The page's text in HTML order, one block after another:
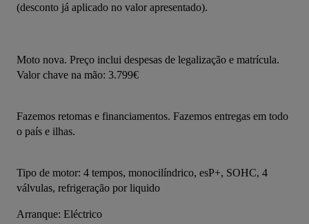
(desconto já aplicado no valor apresentado).
Moto nova. Preço inclui despesas de legalização e matrícula.
Valor chave na mão: 3.799€
Fazemos retomas e financiamentos. Fazemos entregas em todo
o país e ilhas.
Tipo de motor: 4 tempos, monocilíndrico, esP+, SOHC, 4
válvulas, refrigeração por liquido
Arranque: Eléctrico